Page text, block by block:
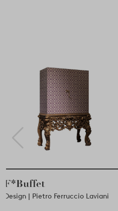
F*Buffet
Design | Pietro Ferruccio Laviani